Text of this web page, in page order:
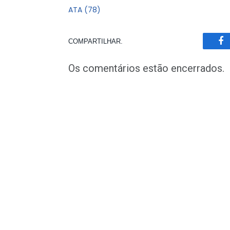
ATA (78)
COMPARTILHAR.
Os comentários estão encerrados.